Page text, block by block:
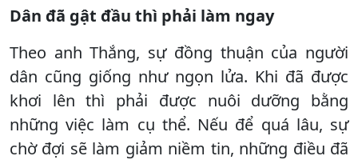
Dân đã gật đầu thì phải làm ngay
Theo anh Thắng, sự đồng thuận của người
dân cũng giống như ngọn lửa. Khi đã được
khơi lên thì phải được nuôi dưỡng bằng
những việc làm cụ thể. Nếu để quá lâu, sự
chờ đợi sẽ làm giảm niềm tin, những điều đã